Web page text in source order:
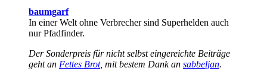
baumgarf
In einer Welt ohne Verbrecher sind Superhelden auch
nur Pfadfinder.
Der Sonderpreis für nicht selbst eingereichte Beiträge
geht an Fettes Brot, mit bestem Dank an sabbeljan.